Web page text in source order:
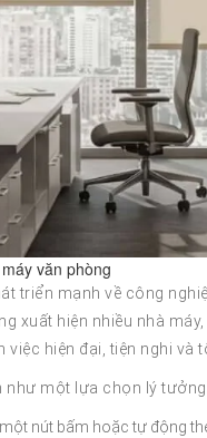
văn phòng
triển mạnh về công
xuất hiện nhiều nhà
hiện đại, tiện nghi và
một lựa chọn lý
nút bấm hoặc tự động